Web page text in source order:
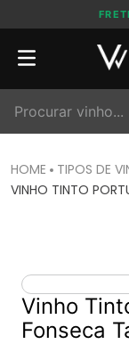
TIPOS DE
VINHO TINTO
Vinho
Fonseca